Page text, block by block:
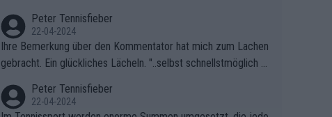
ben.
Peter Tennisfieber
22-04-2024
Ihre Bemerkung über den Kommentator hat mich zum Lachen
gebracht. Ein glückliches Lächeln. "..selbst schnellstmöglich na
Peter Tennisfieber
22-04-2024